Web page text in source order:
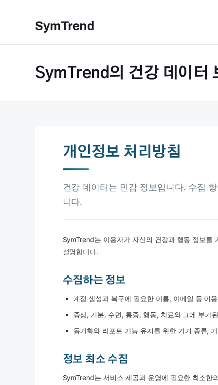
SymTrend
SymTrend의 건강 데이터
개인정보 처리방침
건강 데이터는 민감 정보입니다. 수집
니다.
SymTrend는 이용자가 자신의 건강과 행동 정보를
설명합니다.
수집하는 정보
계정 생성과 복구에 필요한 이름, 이메일 등 이
증상, 기분, 수면, 통증, 행동, 치료와 그에 부가
동기화와 리포트 기능 유지를 위한 기기 종류,
정보 최소 수집
SymTrend는 서비스 제공과 운영에 필요한 최소한